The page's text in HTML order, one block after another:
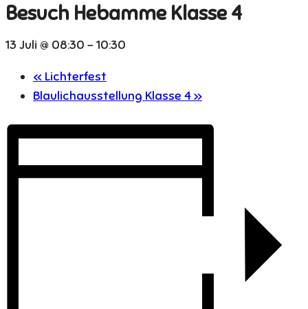
Besuch Hebamme Klasse 4
13 Juli @ 08:30 -10:30
« Lichterfest
Blaulichausstellung Klasse 4»